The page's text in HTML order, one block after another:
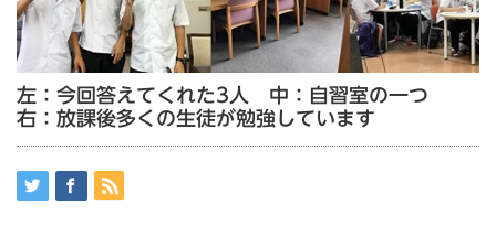
左：今回答えてくれた3人 中：自習室の一つ
右：放課後多くの生徒が勉強しています